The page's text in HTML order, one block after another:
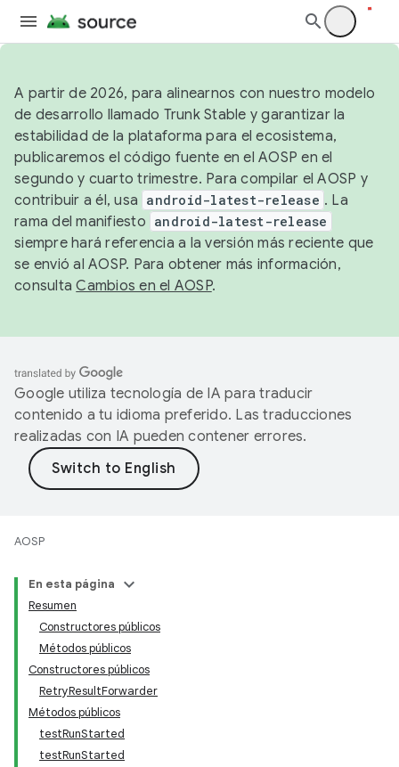
A partir de 2026, para alinearnos con nuestro modelo
de desarrollo llamado Trunk Stable y garantizar la
estabilidad de la plataforma para el ecosistema,
publicaremos el código fuente en el AOSP en el
segundo y cuarto trimestre. Para compilar el AOSP y
contribuir a él, usa android-latest-release . La
rama del manifiesto android-latest-release
siempre hará referencia a la versión más reciente que
se envió al AOSP. Para obtener más información,
consultaCambios en el AOSP.
Google utiliza tecnología de IA para traducir
contenido a tu idioma preferido. Las traducciones
realizadas con IA pueden contener errores.
AOSP
En esta página
Resumen
Constructores públicos
Métodos públicos
Constructores públicos
RetryResultForwarder
Métodos públicos
testRunStarted
testRunStarted